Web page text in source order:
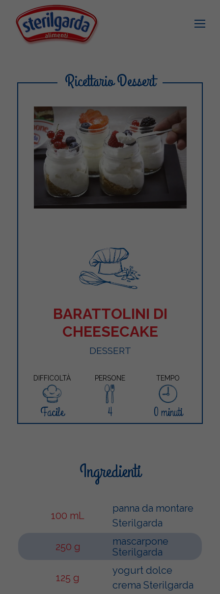
Ricettario Dessert
BARATTOLINI DI
CHEESECAKE
DESSERT
DIFFICOLTÀ PERSONE TEMPO
Facile 4 0 minuti
Ingredienti
100 mL
panna da montare
Sterilgarda
250 g
mascarpone
Sterilgarda
125 g
yogurt dolce
crema Sterilgarda